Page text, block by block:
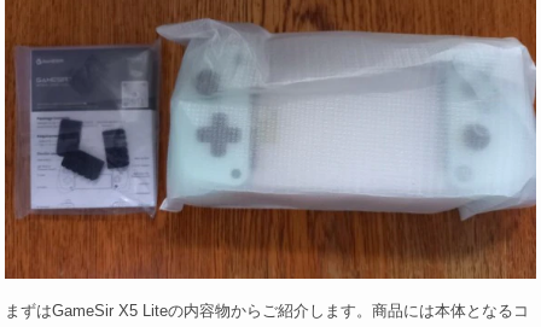
まずはGameSir X5 Liteの内容物からご紹介します。商品には本体となるコ